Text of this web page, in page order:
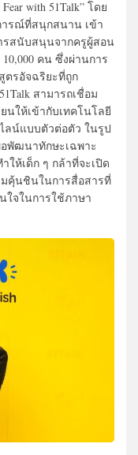
with 51Talk” โดย
ารณ์ที่สนุกสนาน เข้า
รสนับสนุนจากครูผู้สอน
คน ซึ่งผ่านการ
ตรอัจฉริยะที่ถูก
สามารถเชื่อม
นให้เข้ากับเทคโนโลยี
ลน์แบบตัวต่อตัว ในรูป
อพัฒนาทักษะเฉพาะ
ให้เด็ก ๆ กล้าที่จะเปิด
คุ้นชินในการสื่อสารที่
ใจในการใช้ภาษา